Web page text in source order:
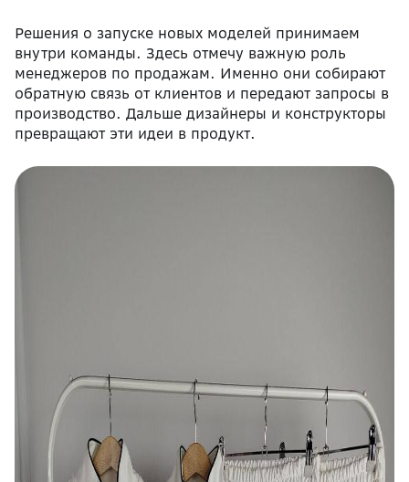
Решения о запуске новых моделей принимаем
внутри команды. Здесь отмечу важную роль
менеджеров по продажам. Именно они собирают
обратную связь от клиентов и передают запросы в
производство. Дальше дизайнеры и конструкторы
превращают эти идеи в продукт.